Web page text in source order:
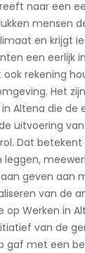
naar een
mensen
en krijgt
een eerlijk
rekening
Het
Altena die de
uitvoering
Dat betekent
geven aan
van de
op Werken in
van de
gaf met een